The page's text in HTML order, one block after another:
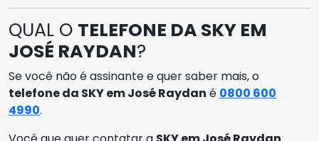
QUAL O TELEFONE DA SKY EM
JOSÉ RAYDAN?
Se você não é assinante e quer saber mais, o
telefone da SKY em José Raydan é 0800 600
4990.